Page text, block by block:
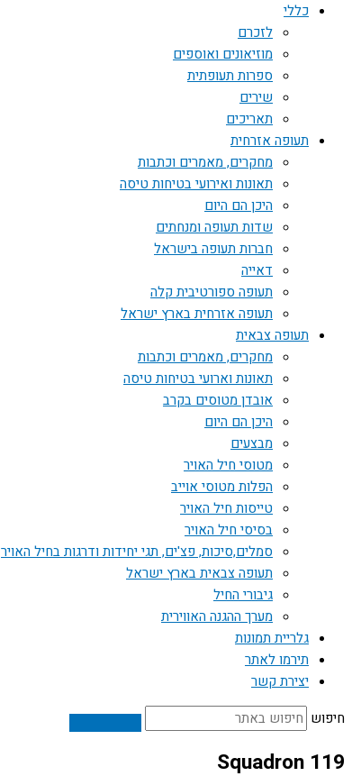
כללי
לזכרם
מוזיאונים ואוספים
ספרות תעופתית
שירים
תאריכים
תעופה אזרחית
מחקרים, מאמרים וכתבות
תאונות ואירועי בטיחות טיסה
היכן הם היום
שדות תעופה ומנחתים
חברות תעופה בישראל
דאייה
תעופה ספורטיבית קלה
תעופה אזרחית בארץ ישראל
תעופה צבאית
מחקרים, מאמרים וכתבות
תאונות וארועי בטיחות טיסה
אובדן מטוסים בקרב
היכן הם היום
מבצעים
מטוסי חיל האויר
הפלות מטוסי אוייב
טייסות חיל האויר
בסיסי חיל האויר
סמלים,סיכות, פצ'ים, תגי יחידות ודרגות בחיל האויר
תעופה צבאית בארץ ישראל
גיבורי החיל
מערך ההגנה האווירית
גלריית תמונות
תירמו לאתר
יצירת קשר
חיפוש
119 Squadron